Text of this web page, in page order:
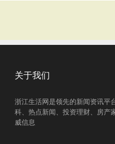
关于我们
浙江生活网是领先的新闻资讯平
科、热点新闻、投资理财、房产
威信息